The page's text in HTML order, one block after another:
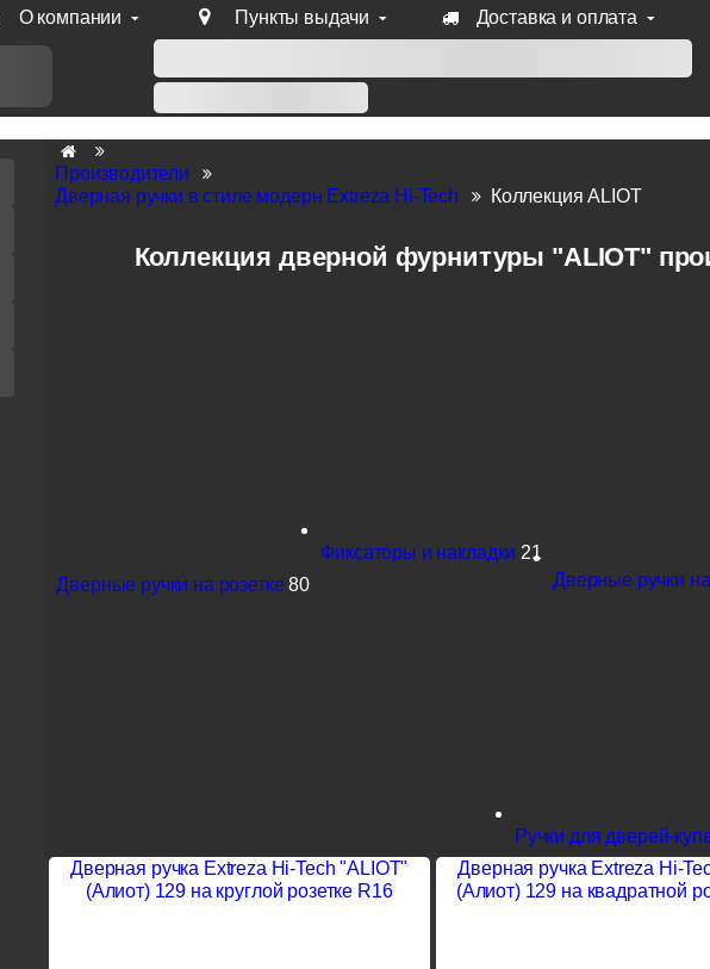
О компании Пункты выдачи Доставка и оплата
заказе от 50 тыс. руб продукции Venezia, Fratelli, Tupai, Extreza, Melodia, Forme
Производители
Дверная ручки в стиле модерн Extreza Hi-Tech
Коллекция ALIOT
Коллекция дверной фурнитуры "ALIOT"
Дверные ручки на розетке 80
Фиксаторы и накладки 21
Дверные ручки
Ручки для дверей-
Дверная ручка Extreza Hi-Tech "ALIOT"
(Алиот) 129 на круглой розетке R16
Дверная ручка Extreza Hi-
(Алиот) 129 на квадратной